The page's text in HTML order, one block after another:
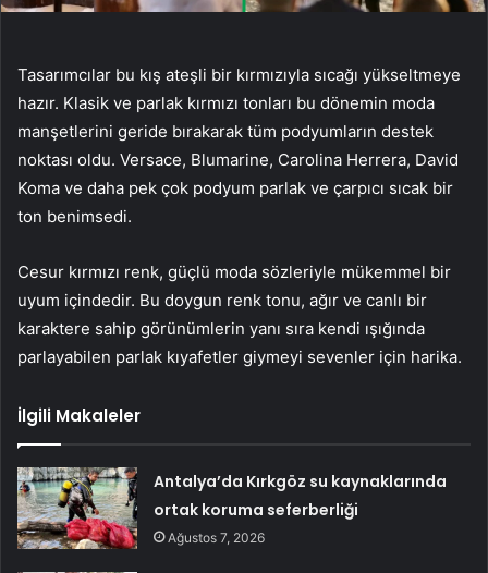
Tasarımcılar bu kış ateşli bir kırmızıyla sıcağı yükseltmeye
hazır. Klasik ve parlak kırmızı tonları bu dönemin moda
manşetlerini geride bırakarak tüm podyumların destek
noktası oldu. Versace, Blumarine, Carolina Herrera, David
Koma ve daha pek çok podyum parlak ve çarpıcı sıcak bir
ton benimsedi.
Cesur kırmızı renk, güçlü moda sözleriyle mükemmel bir
uyum içindedir. Bu doygun renk tonu, ağır ve canlı bir
karaktere sahip görünümlerin yanı sıra kendi ışığında
parlayabilen parlak kıyafetler giymeyi sevenler için harika.
İlgili Makaleler
Antalya’da Kırkgöz su kaynaklarında
ortak koruma seferberliği
Ağustos 7, 2026